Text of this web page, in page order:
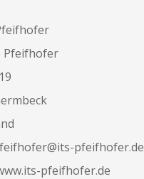
Pfeifhofer
pfeifhofer.de
pfeifhofer.de